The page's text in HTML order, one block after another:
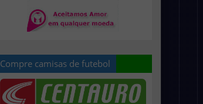
Compre camisas de futebol